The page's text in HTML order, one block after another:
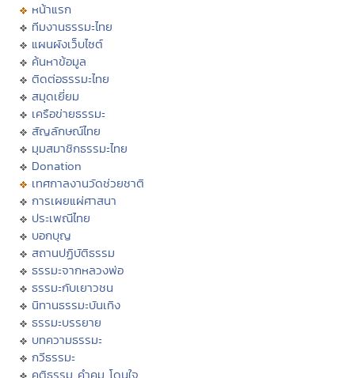
หน้าแรก
ทีมงานธรรมะไทย
แผนผังเว็บไซต์
ค้นหาข้อมูล
ติดต่อธรรมะไทย
สมุดเยี่ยม
เครือข่ายธรรมะ
สัญลักษณ์ไทย
มุมสมาชิกธรรมะไทย
Donation
เทศกาลงานวัดช่วยชาติ
การเผยแผ่ศาสนา
ประเพณีไทย
บอกบุญ
สถานปฏิบัติธรรม
ธรรมะจากหลวงพ่อ
ธรรมะกับเยาวชน
นิทานธรรมะบันเทิง
ธรรมะบรรยาย
บทความธรรมะ
กวีธรรมะ
คติธรรม คำคม โดนใจ